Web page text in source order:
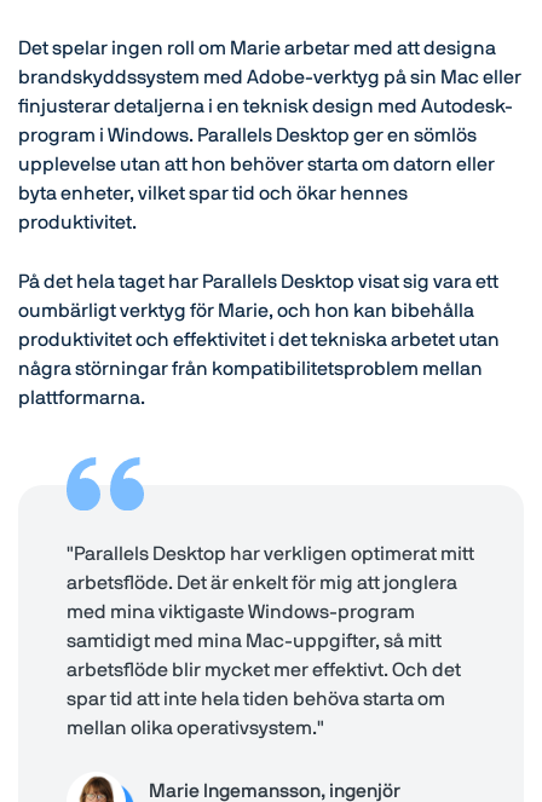
Det spelar ingen roll om Marie arbetar med att designa
brandskyddssystem med Adobe-verktyg på sin Mac eller
finjusterar detaljerna i en teknisk design med Autodesk-
program i Windows. Parallels Desktop ger en sömlös
upplevelse utan att hon behöver starta om datorn eller
byta enheter, vilket spar tid och ökar hennes
produktivitet.
På det hela taget har Parallels Desktop visat sig vara ett
oumbärligt verktyg för Marie, och hon kan bibehålla
produktivitet och effektivitet i det tekniska arbetet utan
några störningar från kompatibilitetsproblem mellan
plattformarna.
"Parallels Desktop har verkligen optimerat mitt
arbetsflöde. Det är enkelt för mig att jonglera
med mina viktigaste Windows-program
samtidigt med mina Mac-uppgifter, så mitt
arbetsflöde blir mycket mer effektivt. Och det
spar tid att inte hela tiden behöva starta om
mellan olika operativsystem."
Marie Ingemansson, ingenjör